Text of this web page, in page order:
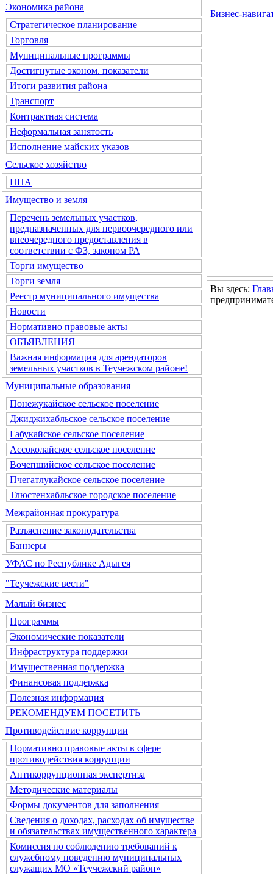
Экономика района
Стратегическое планирование
Торговля
Муниципальные программы
Достигнутые эконом. показатели
Итоги развития района
Транспорт
Контрактная система
Неформальная занятость
Исполнение майских указов
Сельское хозяйство
НПА
Имущество и земля
Перечень земельных участков,
предназначенных для первоочередного или
внеочередного предоставления в
соответствии с ФЗ, законом РА
Торги имущество
Торги земля
Реестр муниципального имущества
Новости
Нормативно правовые акты
ОБЪЯВЛЕНИЯ
Важная информация для арендаторов
земельных участков в Теучежском районе!
Муниципальные образования
Понежукайское сельское поселение
Джиджихабльское сельское поселение
Габукайское сельское поселение
Ассоколайское сельское поселение
Вочепшийское сельское поселение
Пчегатлукайское сельское поселение
Тлюстенхабльское городское поселение
Межрайонная прокуратура
Разъяснение законодательства
Баннеры
УФАС по Республике Адыгея
"Теучежские вести"
Малый бизнес
Программы
Экономические показатели
Инфраструктура поддержки
Имущественная поддержка
Финансовая поддержка
Полезная информация
РЕКОМЕНДУЕМ ПОСЕТИТЬ
Противодействие коррупции
Нормативно правовые акты в сфере
противодействия коррупции
Антикоррупционная экспертиза
Методические материалы
Формы документов для заполнения
Сведения о доходах, расходах об имуществе
и обязательствах имущественного характера
Комиссия по соблюдению требований к
служебному поведению муниципальных
служащих МО «Теучежский район»
Бизнес-
Вы здесь: